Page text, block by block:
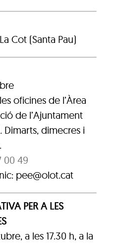
Cot (Santa Pau)
oficines de l’Àrea
de l’Ajuntament
Dimarts, dimecres i
00 49
pee@olot.cat
PER A LES
a les 17.30 h, a la